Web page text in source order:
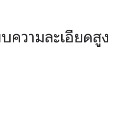
ความละเอียดสูง